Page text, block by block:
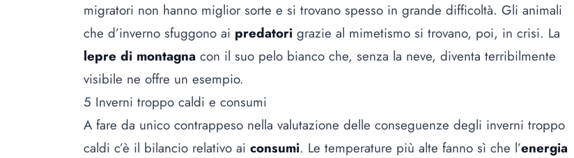
migratori non hanno miglior sorte e si trovano spesso in grande difficoltà. Gli animali
che d’inverno sfuggono ai predatori grazie al mimetismo si trovano, poi, in crisi. La
lepre di montagna con il suo pelo bianco che, senza la neve, diventa terribilmente
visibile ne offre un esempio.
5 Inverni troppo caldi e consumi
A fare da unico contrappeso nella valutazione delle conseguenze degli inverni troppo
caldi c’è il bilancio relativo ai consumi. Le temperature più alte fanno sì che l’energia